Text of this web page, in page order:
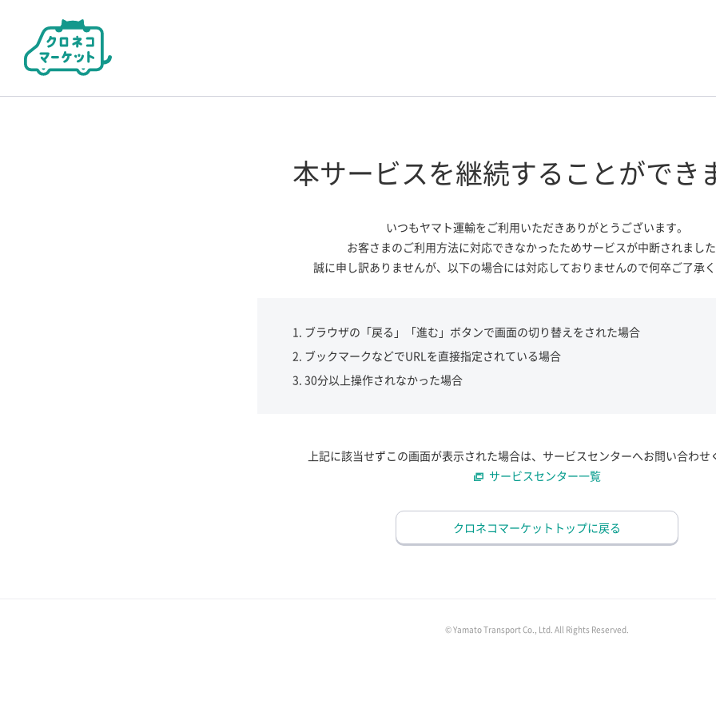
本サービスを継続する ことができ
いつもヤマト運輸をご利用いただきありがとうございます。
お客さまのご利用方法に対応できなかったためサービスが中断されました
誠に申し訳ありませんが、 以下の場合には対応しておりませんので何卒ご了承く
ブラウザの「戻る」「進む」ボタンで画面の切り替えをされた場合
ブックマークなどでURLを直接指定されている場合
30分以上操作されなかった場合
上記に該当せずこの画面が表示された場合は、サービスセンターへお問い合わせ
サービスセンター一覧
クロネコマーケットトップに戻る
© Yamato Transport Co., Ltd. All Rights Reserved.